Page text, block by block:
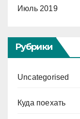
Июль 2019
Рубрики
Uncategorised
Куда поехать